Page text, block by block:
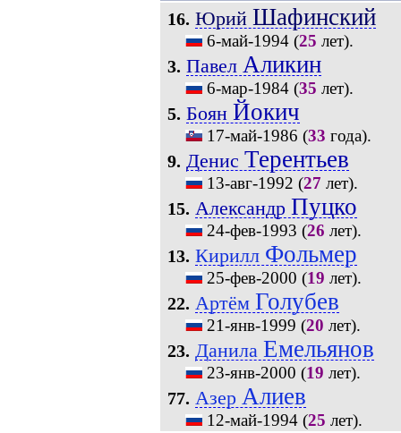
16. Юрий Шафинский
6-май-1994(25 лет).
3. Павел Аликин
6-мар-1984(35 лет).
5. Боян Йокич
17-май-1986 (33 года).
9. Денис Терентьев
13-авг-1992 (27 лет).
15. Александр Пуцко
24-фев-1993 (26 лет).
13. Кирилл Фольмер
25-фев-2000 (19 лет).
22. Артём Голубев
21-янв-1999 (20 лет).
23. Данила Емельянов
23-янв-2000 (19 лет).
77. Азер Алиев
12-май-1994(25 лет).